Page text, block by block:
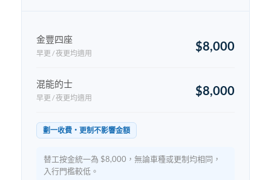
金豐四座
早更 / 夜更均適用
$8,000
混能的士
早更 / 夜更均適用
$8,000
劃一收費・更制不影響金額
替工按金統一為 $8,000，無論車種或更制均相同，
入行門檻較低。